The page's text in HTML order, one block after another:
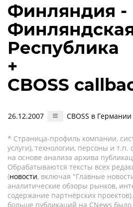
Финляндия -
Республика
+
CBOSS
26.12.2007 CBOSS в Германии
* Страница-профиль компании,
услуги), технологии, персоны и т.п.
на основе анализа архива
Обрабатываются тексты всех
(новости, включая "Главные
аналитические обзоры рынков,
содержание партнёрских
больше публикаций на CNews